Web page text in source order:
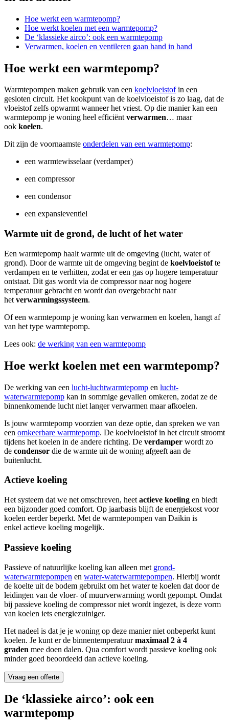
Hoe werkt een warmtepomp?
Hoe werkt koelen met een warmtepomp?
De ‘klassieke airco’: ook een warmtepomp
Verwarmen, koelen en ventileren gaan hand in hand
Hoe werkt een warmtepomp?
Warmtepompen maken gebruik van een koelvloeistofin een
gesloten circuit. Het kookpunt van de koelvloeistof is zo laag, dat de
vloeistof zelfs opwarmt wanneer het vriest. Op die manier kan een
warmtepomp je woning heel efficiëntverwarmen… maar
ook koelen.
Dit zijn de voornaamste onderdelen van een warmtepomp:
een warmtewisselaar (verdamper)
een compressor
een condensor
een expansieventiel
Warmte uit de grond, de lucht of het water
Een warmtepomp haalt warmte uit de omgeving (lucht, water of
grond). Door de warmte uit de omgeving begint de koelvloeistofte
verdampen en te verhitten, zodat er een gas op hogere temperatuur
ontstaat. Dit gas wordt via de compressor naar nog hogere
temperatuur gebracht en wordt dan overgebracht naar
het verwarmingssysteem.
Of een warmtepomp je woning kan verwarmen en koelen, hangt af
van het type warmtepomp.
Lees ook: de werking van een warmtepomp
Hoe werkt koelen met een warmtepomp?
De werking van een lucht-luchtwarmtepomp en lucht-
waterwarmtepomp kan in sommige gevallen omkeren, zodat ze de
binnenkomende lucht niet langer verwarmen maar afkoelen.
Is jouw warmtepomp voorzien van deze optie, dan spreken we van
een omkeerbare warmtepomp. De koelvloeistof in het circuit stroomt
tijdens het koelen in de andere richting. De verdamper wordt zo
de condensor die de warmte uit de woning afgeeft aan de
buitenlucht.
Actieve koeling
Het systeem dat we net omschreven, heet actieve koeling en biedt
een bijzonder goed comfort. Op jaarbasis blijft de energiekost voor
koelen eerder beperkt. Met de warmtepompen van Daikin is
enkel actieve koeling mogelijk.
Passieve koeling
Passieve of natuurlijke koeling kan alleen met grond-
waterwarmtepompen en water-waterwarmtepompen. Hierbij wordt
de koelte uit de bodem gebruikt om het water te koelen dat door de
leidingen van de vloer- of muurverwarming wordt gepompt. Omdat
bij passieve koeling de compressor niet wordt ingezet, is deze vorm
van koelen iets energiezuiniger.
Het nadeel is dat je je woning op deze manier niet onbeperkt kunt
koelen. Je kunt er de binnentemperatuurmaximaal 2 à 4
graden mee doen dalen. Qua comfort wordt passieve koeling ook
minder goed beoordeeld dan actieve koeling.
Vraag een offerte
De ‘klassieke airco’: ook een
warmtepomp